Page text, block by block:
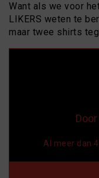
Want als we voor
LIKERS weten te
maar twee shirts
Al meer dan